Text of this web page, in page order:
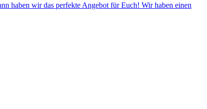
haben wir das perfekte Angebot für Euch! Wir haben einen